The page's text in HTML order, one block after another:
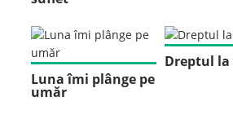
Luna îmi plânge pe
umăr
Dreptul la